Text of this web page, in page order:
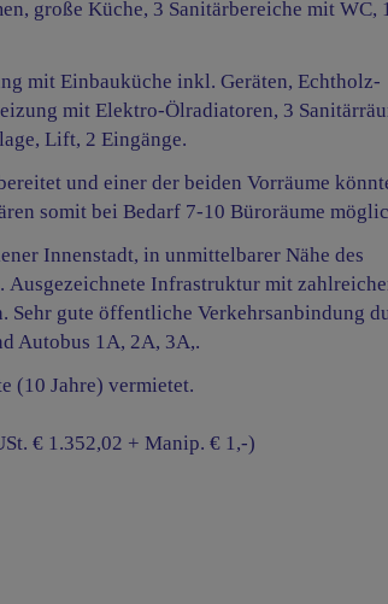
große Küche, 3 Sanitärbereiche mit WC,
mit Einbauküche inkl. Geräten, Echtholz-
mit Elektro-Ölradiatoren, 3
Lift, 2 Eingänge.
und einer der beiden Vorräume
somit bei Bedarf 7-10 Büroräume
Innenstadt, in unmittelbarer Nähe des
Ausgezeichnete Infrastruktur mit
gute öffentliche Verkehrsanbindung
Autobus 1A, 2A, 3A,.
(10 Jahre) vermietet.
€ 1.352,02 + Manip. € 1,-)